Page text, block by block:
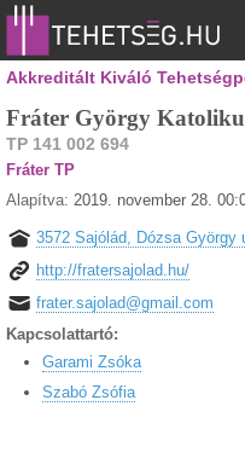
Akkreditált Kiváló
Fráter György
TP 141 002 694
Fráter TP
Alapítva: 2019. november 28.
3572 Sajólád, Dózsa György
http://fratersajolad.hu/
frater.sajolad@gmail.com
Kapcsolattartó:
Garami Zsóka
Szabó Zsófia